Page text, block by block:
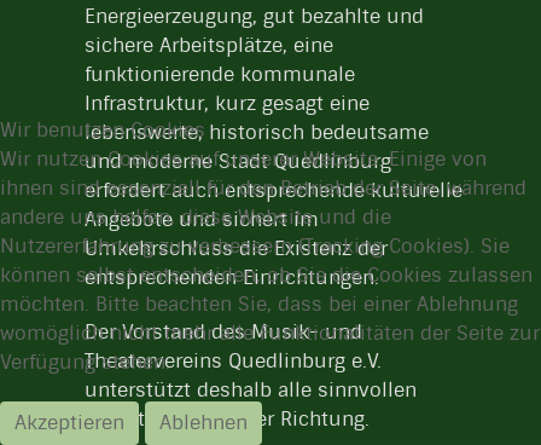
Energieerzeugung, gut bezahlte und
sichere Arbeitsplätze, eine
funktionierende kommunale
Infrastruktur, kurz gesagt eine
lebenswerte, historisch bedeutsame
und moderne Stadt Quedlinburg
erfordert auch entsprechende kulturelle
Angebote und sichert im
Umkehrschluss die Existenz der
entsprechenden Einrichtungen.
Der Vorstand des Musik- und
Theatervereins Quedlinburg e.V.
unterstützt deshalb alle sinnvollen
Aktivitäten in dieser Richtung.
Wir benutzen Cookies
Wir nutzen Cookies auf unserer Website. Einige von
ihnen sind essenziell für den Betrieb der Seite, während
andere uns helfen, diese Website und die
Nutzererfahrung zu verbessern (Tracking Cookies). Sie
können selbst entscheiden, ob Sie die Cookies zulassen
möchten. Bitte beachten Sie, dass bei einer Ablehnung
womöglich nicht mehr alle Funktionalitäten der Seite zur
Verfügung stehen.
Akzeptieren
Ablehnen